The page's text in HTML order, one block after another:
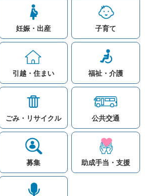
索
妊娠・出産 子育て
引越・住まい 福祉・介護
ごみ・リサイクル 公共交通
募集 助成手当・支援
せ
リンク集
ジ
著作権と免責事項につ
シー